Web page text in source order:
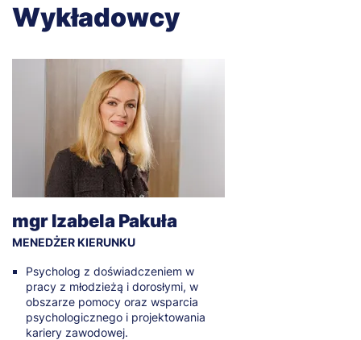
Wykładowcy
mgr Izabela Pakuła
MENEDŻER KIERUNKU
Psycholog z doświadczeniem w
pracy z młodzieżą i dorosłymi, w
obszarze pomocy oraz wsparcia
psychologicznego i projektowania
kariery zawodowej.